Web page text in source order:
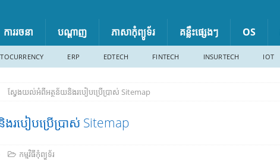
ការរចនា បណ្តាញ ភាសា​កុំព្យូទ័រ គន្លឹះផ្សេងៗ OS
ERP EDTECH FINTECH INSURTECH IOT
ស្វែង​យល់​​អំពី​អត្ថន័យ​​និង​របៀប​​ប្រើ​ប្រាស់​ Sitemap
បៀប​​ប្រើ​ប្រាស់​ Sitemap
កម្មវិធីកុំព្យូទ័រ